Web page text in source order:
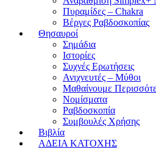
Πυραμίδες – Chakra
Βέργες Ραβδοσκοπίας
Θησαυροί
Σημάδια
Ιστορίες
Συχνές Ερωτήσεις
Ανιχνευτές – Μύθοι
Μαθαίνουμε
Νομίσματα
Ραβδοσκοπία
Συμβουλές Χρήσης
Βιβλία
ΑΔΕΙΑ ΚΑΤΟΧΗΣ